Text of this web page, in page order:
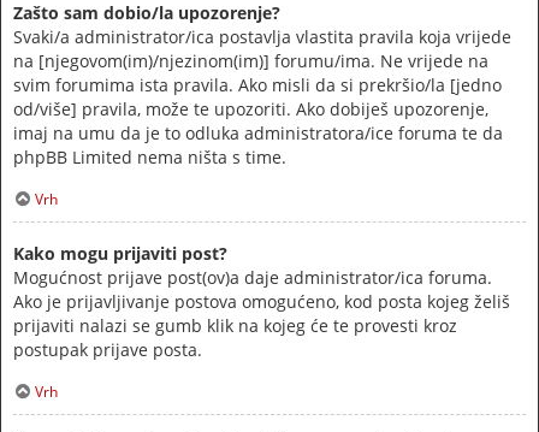
Zašto sam dobio/la upozorenje?
Svaki/a administrator/ica postavlja vlastita pravila koja vrijede
na [njegovom(im)/njezinom(im)] forumu/ima. Ne vrijede na
svim forumima ista pravila. Ako misli da si prekršio/la [jedno
od/više] pravila, može te upozoriti. Ako dobiješ upozorenje,
imaj na umu da je to odluka administratora/ice foruma te da
phpBB Limited nema ništa s time.
Vrh
Kako mogu prijaviti post?
Mogućnost prijave post(ov)a daje administrator/ica foruma.
Ako je prijavljivanje postova omogućeno, kod posta kojeg želiš
prijaviti nalazi se gumb klik na kojeg će te provesti kroz
postupak prijave posta.
Vrh